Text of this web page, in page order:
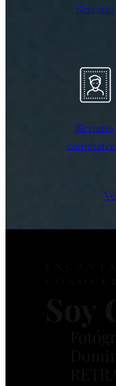
Retratos
Retratos